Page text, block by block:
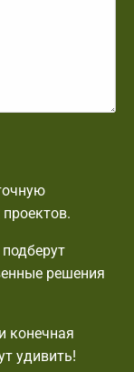
решения
конечная
удивить!